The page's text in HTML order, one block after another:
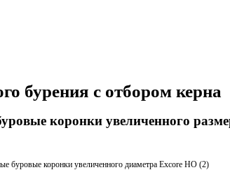
бурения с отбором керна
коронки увеличенного
буровые коронки увеличенного диаметра Excore HO (2)